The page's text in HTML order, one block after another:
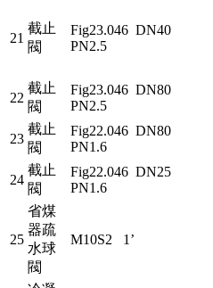
21
截止
閥
Fig23.046 DN40
PN2.5
22
截止
閥
Fig23.046 DN80
PN2.5
23
截止
閥
Fig22.046 DN80
PN1.6
24
截止
閥
Fig22.046 DN25
PN1.6
25
省煤
器疏
水球
閥
M10S2 1’